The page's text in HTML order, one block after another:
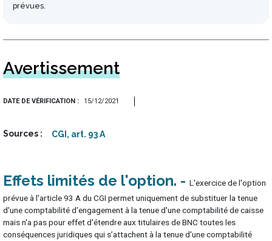
prévues.
Avertissement
DATE DE VÉRIFICATION 15/12/2021
Sources CGI, art. 93 A
Effets limités de l'option
L'exercice de l'option
prévue à l'article 93 A du CGI permet uniquement de substituer la tenue
d'une comptabilité d'engagement à la tenue d'une comptabilité de caisse
mais n'a pas pour effet d'étendre aux titulaires de BNC toutes les
conséquences juridiques qui s’attachent à la tenue d'une comptabilité